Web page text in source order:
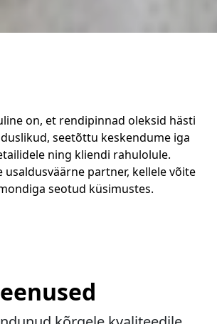
on, et rendipinnad oleksid hästi
seetõttu keskendume iga
ning kliendi rahulolule.
usaldusväärne partner, kellele võite
seotud küsimustes.